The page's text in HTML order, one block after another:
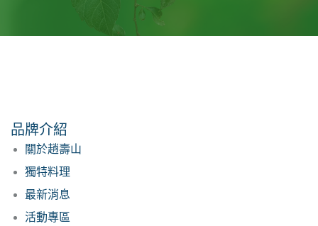
品牌介紹
關於趙壽山
獨特料理
最新消息
活動專區